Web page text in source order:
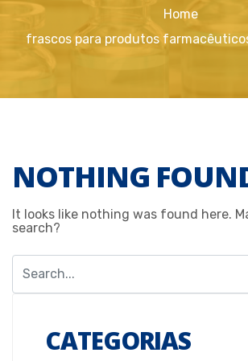
Home
frascos para produtos
NOTHING
It looks like nothing was found here.
search?
CATEGORIAS